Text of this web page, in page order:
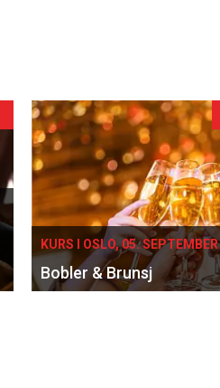
KURS I OSLO, 05. SEPTEMBER
Bobler & Brunsj